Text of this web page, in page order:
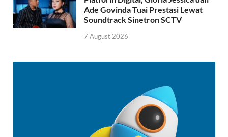
Ade Govinda Tuai Prestasi Lewat
Soundtrack Sinetron SCTV
7 August 2026